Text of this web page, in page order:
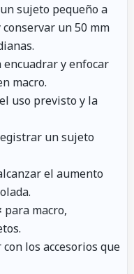
sujeto pequeño a
un 50 mm
encuadrar y enfocar
macro.
uso previsto y la
un sujeto
el aumento
para macro,
los accesorios que